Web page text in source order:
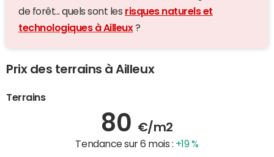
de forêt... quels sont les risques naturels et
technologiques à Ailleux?
Prix des terrains à Ailleux
Terrains
80 €/m2
Tendance sur 6 mois : +19 %